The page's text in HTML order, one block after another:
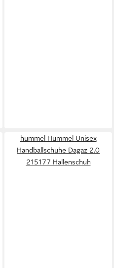
hummel Hummel Unisex
Handballschuhe Dagaz 2.0
215177 Hallenschuh